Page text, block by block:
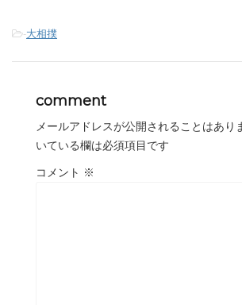
-大相撲
comment
メールアドレスが公開されることはあり
いている欄は必須項目です
コメント ※